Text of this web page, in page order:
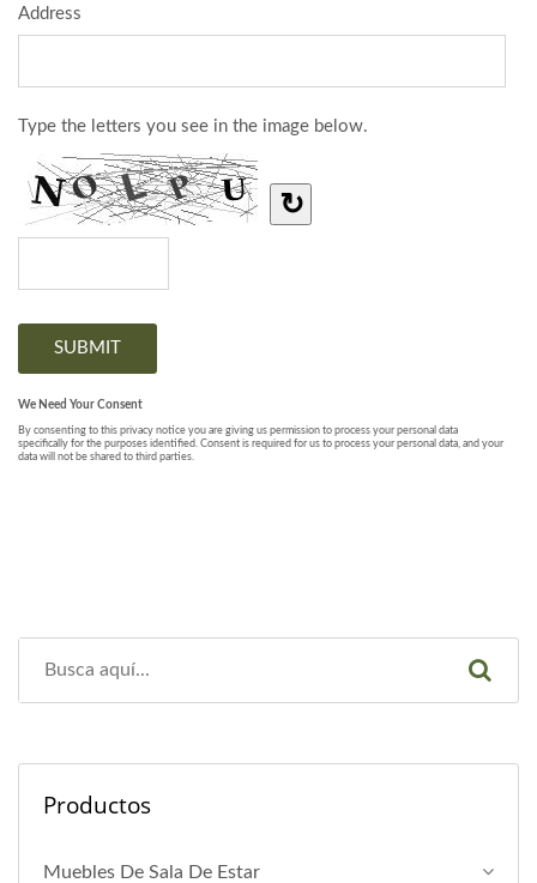
Productos
Muebles De Sala De Estar